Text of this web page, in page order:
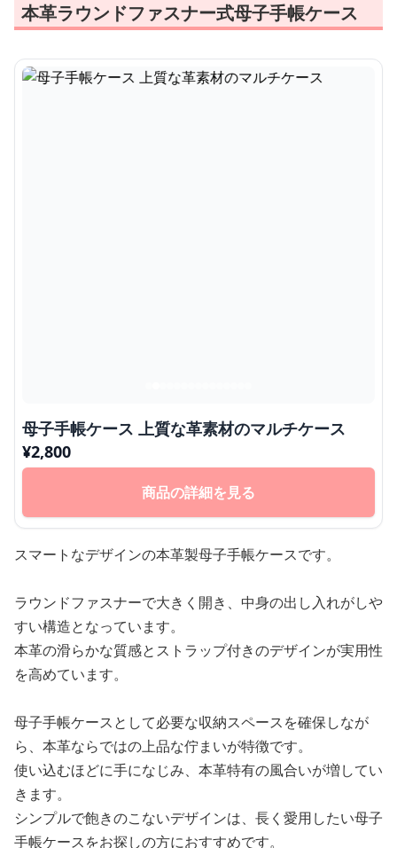
本革ラウンドファスナー式母子手帳ケース
母子手帳ケース 上質な革素材のマルチケース
¥2,800
商品の詳細を見る
スマートなデザインの本革製母子手帳ケースです。
ラウンドファスナーで大きく開き、中身の出し入れがしや
すい構造となっています。
本革の滑らかな質感とストラップ付きのデザインが実用性
を高めています。
母子手帳ケースとして必要な収納スペースを確保しなが
ら、本革ならではの上品な佇まいが特徴です。
使い込むほどに手になじみ、本革特有の風合いが増してい
きます。
シンプルで飽きのこないデザインは、長く愛用したい母子
手帳ケースをお探しの方におすすめです。